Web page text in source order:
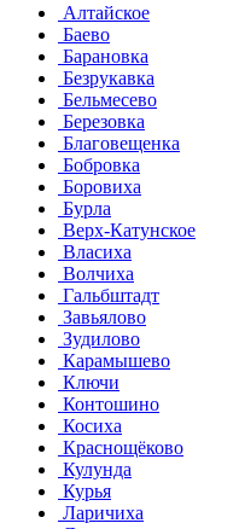
Алтайское
Баево
Барановка
Безрукавка
Бельмесево
Березовка
Благовещенка
Бобровка
Боровиха
Бурла
Верх-Катунское
Власиха
Волчиха
Гальбштадт
Завьялово
Зудилово
Карамышево
Ключи
Контошино
Косиха
Краснощёково
Кулунда
Курья
Ларичиха